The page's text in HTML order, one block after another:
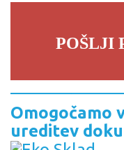
POŠLJI
Omogočamo
ureditev